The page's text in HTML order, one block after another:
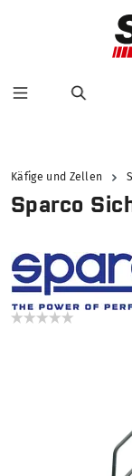
Käfige und Zellen
Sparco